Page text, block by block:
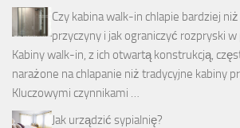
Czy kabina walk-in chlapie bardziej
przyczyny i jak ograniczyć rozpryski w
Kabiny walk-in, z ich otwartą konstrukcją,
narażone na chlapanie niż tradycyjne kabiny
Kluczowymi czynnikami …
Jak urządzić sypialnię?